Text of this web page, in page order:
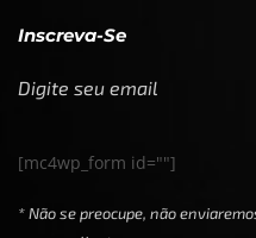
Inscreva-Se
Digite seu email
[mc4wp_form id=""]
* Não se preocupe, não